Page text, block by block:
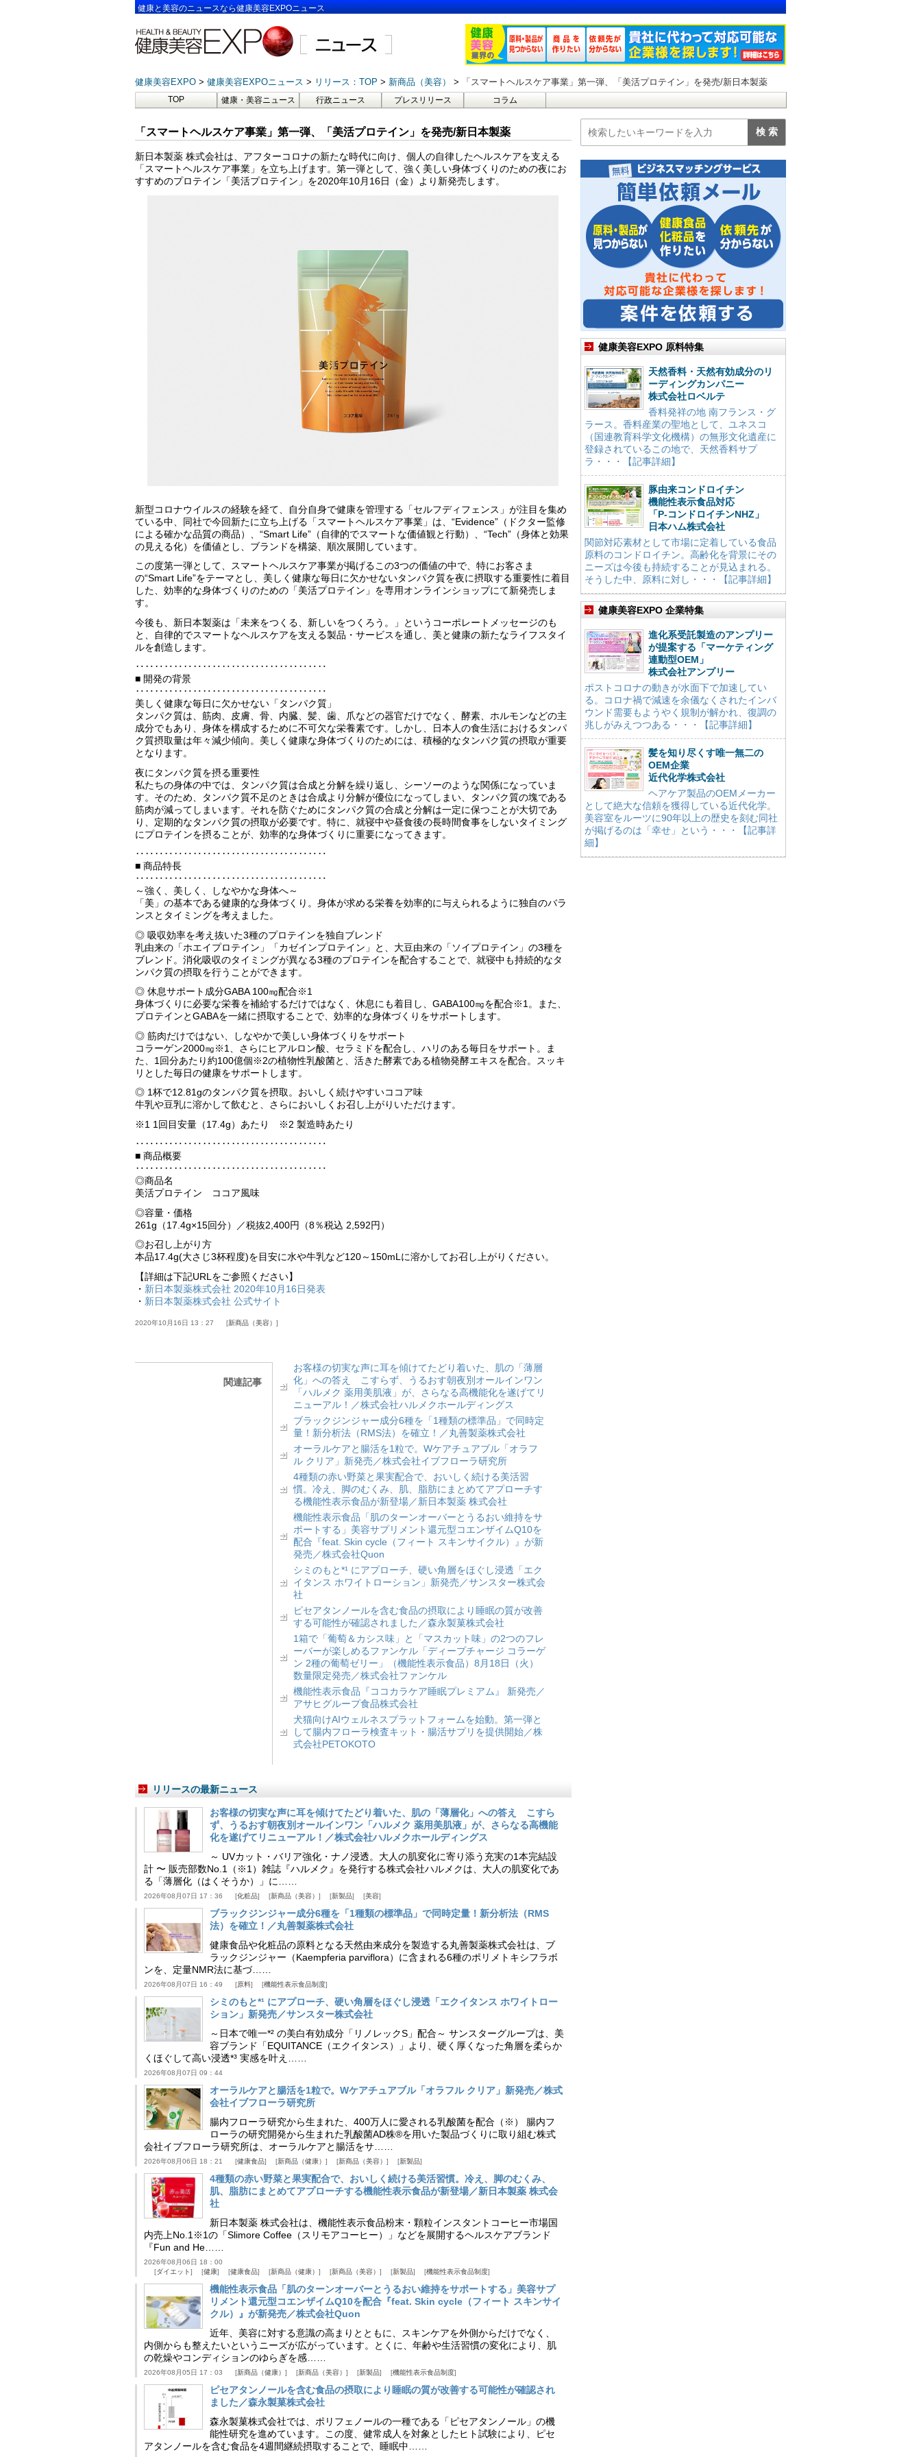
健康と美容のニュースなら健康美容EXPOニュース
健康美容EXPO 健康美容EXPOニュース リリース：TOP 新商品（美容） 「スマートヘルスケア事業」第一弾、「美活プロテイン」を発売/新日本製薬
TOP 健康・美容ニュース 行政ニュース プレスリリース コラム
「スマートヘルスケア事業」第一弾、「美活プロテイン」を発売/新日本製薬
新日本製薬 株式会社は、アフターコロナの新たな時代に向け、個人の自律したヘルスケアを支える
「スマートヘルスケア事業」を立ち上げます。第一弾として、強く美しい身体づくりのための夜にお
すすめのプロテイン「美活プロテイン」を2020年10月16日（金）より新発売します。
新型コロナウイルスの経験を経て、自分自身で健康を管理する「セルフディフェンス」が注目を集め
ている中、同社で今回新たに立ち上げる「スマートヘルスケア事業」は、“Evidence”（ドクター監修
による確かな品質の商品）、“Smart Life”（自律的でスマートな価値観と行動）、“Tech”（身体と効果
の見える化）を価値とし、ブランドを構築、順次展開しています。
この度第一弾として、スマートヘルスケア事業が掲げるこの3つの価値の中で、特にお客さま
の“Smart Life”をテーマとし、美しく健康な毎日に欠かせないタンパク質を夜に摂取する重要性に着目
した、効率的な身体づくりのための「美活プロテイン」を専用オンラインショップにて新発売しま
す。
今後も、新日本製薬は「未来をつくる、新しいをつくろう。」というコーポレートメッセージのも
と、自律的でスマートなヘルスケアを支える製品・サービスを通し、美と健康の新たなライフスタイ
ルを創造します。
‥‥‥‥‥‥‥‥‥‥‥‥‥‥‥‥‥‥‥‥
■ 開発の背景
‥‥‥‥‥‥‥‥‥‥‥‥‥‥‥‥‥‥‥‥
美しく健康な毎日に欠かせない「タンパク質」
タンパク質は、筋肉、皮膚、骨、内臓、髪、歯、爪などの器官だけでなく、酵素、ホルモンなどの主
成分でもあり、身体を構成するために不可欠な栄養素です。しかし、日本人の食生活におけるタンパ
ク質摂取量は年々減少傾向。美しく健康な身体づくりのためには、積極的なタンパク質の摂取が重要
となります。
夜にタンパク質を摂る重要性
私たちの身体の中では、タンパク質は合成と分解を繰り返し、シーソーのような関係になっていま
す。そのため、タンパク質不足のときは合成より分解が優位になってしまい、タンパク質の塊である
筋肉が減ってしまいます。それを防ぐためにタンパク質の合成と分解は一定に保つことが大切であ
り、定期的なタンパク質の摂取が必要です。特に、就寝中や昼食後の長時間食事をしないタイミング
にプロテインを摂ることが、効率的な身体づくりに重要になってきます。
‥‥‥‥‥‥‥‥‥‥‥‥‥‥‥‥‥‥‥‥
■ 商品特長
‥‥‥‥‥‥‥‥‥‥‥‥‥‥‥‥‥‥‥‥
～強く、美しく、しなやかな身体へ～
「美」の基本である健康的な身体づくり。身体が求める栄養を効率的に与えられるように独自のバラ
ンスとタイミングを考えました。
◎ 吸収効率を考え抜いた3種のプロテインを独自ブレンド
乳由来の「ホエイプロテイン」「カゼインプロテイン」と、大豆由来の「ソイプロテイン」の3種を
ブレンド。消化吸収のタイミングが異なる3種のプロテインを配合することで、就寝中も持続的なタ
ンパク質の摂取を行うことができます。
◎ 休息サポート成分GABA 100㎎配合※1
身体づくりに必要な栄養を補給するだけではなく、休息にも着目し、GABA100㎎を配合※1。また、
プロテインとGABAを一緒に摂取することで、効率的な身体づくりをサポートします。
◎ 筋肉だけではない、しなやかで美しい身体づくりをサポート
コラーゲン2000㎎※1、さらにヒアルロン酸、セラミドを配合し、ハリのある毎日をサポート。ま
た、1回分あたり約100億個※2の植物性乳酸菌と、活きた酵素である植物発酵エキスを配合。スッキ
リとした毎日の健康をサポートします。
◎ 1杯で12.81gのタンパク質を摂取。おいしく続けやすいココア味
牛乳や豆乳に溶かして飲むと、さらにおいしくお召し上がりいただけます。
※1 1回目安量（17.4g）あたり ※2 製造時あたり
‥‥‥‥‥‥‥‥‥‥‥‥‥‥‥‥‥‥‥‥
■ 商品概要
‥‥‥‥‥‥‥‥‥‥‥‥‥‥‥‥‥‥‥‥
◎商品名
美活プロテイン ココア風味
◎容量・価格
261g（17.4g×15回分）／税抜2,400円（8％税込 2,592円）
◎お召し上がり方
本品17.4g(大さじ3杯程度)を目安に水や牛乳など120～150mLに溶かしてお召し上がりください。
【詳細は下記URLをご参照ください】
・ 新日本製薬株式会社 2020年10月16日発表
・ 新日本製薬株式会社 公式サイト
2020年10月16日 13：27 新商品（美容）
関連記事
お客様の切実な声に耳を傾けてたどり着いた、肌の「薄層
化」への答え こすらず、うるおす朝夜別オールインワン
「ハルメク 薬用美肌液」が、さらなる高機能化を遂げてリ
ニューアル！／株式会社ハルメクホールディングス
ブラックジンジャー成分6種を「1種類の標準品」で同時定
量！新分析法（RMS法）を確立！／丸善製薬株式会社
オーラルケアと腸活を1粒で。Wケアチュアブル「オラフ
ル クリア」新発売／株式会社イブフローラ研究所
4種類の赤い野菜と果実配合で、おいしく続ける美活習
慣。冷え、脚のむくみ、肌、脂肪にまとめてアプローチす
る機能性表示食品が新登場／新日本製薬 株式会社
機能性表示食品「肌のターンオーバーとうるおい維持をサ
ポートする」美容サプリメント還元型コエンザイムQ10を
配合『feat. Skin cycle（フィート スキンサイクル）』が新
発売／株式会社Quon
シミのもと*¹ にアプローチ、硬い角層をほぐし浸透「エク
イタンス ホワイトローション」新発売／サンスター株式会
社
ピセアタンノールを含む食品の摂取により睡眠の質が改善
する可能性が確認されました／森永製菓株式会社
1箱で「葡萄＆カシス味」と「マスカット味」の2つのフレ
ーバーが楽しめるファンケル「ディープチャージ コラーゲ
ン 2種の葡萄ゼリー」（機能性表示食品）8月18日（火）
数量限定発売／株式会社ファンケル
機能性表示食品『ココカラケア睡眠プレミアム』 新発売／
アサヒグループ食品株式会社
犬猫向けAIウェルネスプラットフォームを始動。第一弾と
して腸内フローラ検査キット・腸活サプリを提供開始／株
式会社PETOKOTO
リリースの最新ニュース
お客様の切実な声に耳を傾けてたどり着いた、肌の「薄層化」への答え こすら
ず、うるおす朝夜別オールインワン「ハルメク 薬用美肌液」が、さらなる高機能
化を遂げてリニューアル！／株式会社ハルメクホールディングス
～ UVカット・バリア強化・ナノ浸透。大人の肌変化に寄り添う充実の1本完結設
計 〜 販売部数No.1（※1）雑誌『ハルメク』を発行する株式会社ハルメクは、大人の肌変化であ
る「薄層化（はくそうか）」に……
2026年08月07日 17：36 化粧品 新商品（美容） 新製品 美容
ブラックジンジャー成分6種を「1種類の標準品」で同時定量！新分析法（RMS
法）を確立！／丸善製薬株式会社
健康食品や化粧品の原料となる天然由来成分を製造する丸善製薬株式会社は、ブ
ラックジンジャー（Kaempferia parviflora）に含まれる6種のポリメトキシフラボ
ンを、定量NMR法に基づ……
2026年08月07日 16：49 原料 機能性表示食品制度
シミのもと*¹ にアプローチ、硬い角層をほぐし浸透「エクイタンス ホワイトロー
ション」新発売／サンスター株式会社
～日本で唯一*² の美白有効成分「リノレックS」配合～ サンスターグループは、美
容ブランド「EQUITANCE（エクイタンス）」より、硬く厚くなった角層を柔らか
くほぐして高い浸透*³ 実感を叶え……
2026年08月07日 09：44
オーラルケアと腸活を1粒で。Wケアチュアブル「オラフル クリア」新発売／株式
会社イブフローラ研究所
腸内フローラ研究から生まれた、400万人に愛される乳酸菌を配合（※） 腸内フ
ローラの研究開発から生まれた乳酸菌AD株®を用いた製品づくりに取り組む株式
会社イブフローラ研究所は、オーラルケアと腸活をサ……
2026年08月06日 18：21 健康食品 新商品（健康） 新商品（美容） 新製品
4種類の赤い野菜と果実配合で、おいしく続ける美活習慣。冷え、脚のむくみ、
肌、脂肪にまとめてアプローチする機能性表示食品が新登場／新日本製薬 株式会
社
新日本製薬 株式会社は、機能性表示食品粉末・顆粒インスタントコーヒー市場国
内売上No.1※1の「Slimore Coffee（スリモアコーヒー）」などを展開するヘルスケアブランド
『Fun and He……
2026年08月06日 18：00
ダイエット
健康 健康食品 新商品（健康） 新商品（美容） 新製品 機能性表示食品制度
機能性表示食品「肌のターンオーバーとうるおい維持をサポートする」美容サプ
リメント還元型コエンザイムQ10を配合『feat. Skin cycle（フィート スキンサイ
クル）』が新発売／株式会社Quon
近年、美容に対する意識の高まりとともに、スキンケアを外側からだけでなく、
内側からも整えたいというニーズが広がっています。とくに、年齢や生活習慣の変化により、肌
の乾燥やコンディションのゆらぎを感……
2026年08月05日 17：03 新商品（健康） 新商品（美容） 新製品 機能性表示食品制度
ピセアタンノールを含む食品の摂取により睡眠の質が改善する可能性が確認され
ました／森永製菓株式会社
森永製菓株式会社では、ポリフェノールの一種である「ピセアタンノール」の機
能性研究を進めています。この度、健常成人を対象としたヒト試験により、ピセ
アタンノールを含む食品を4週間継続摂取することで、睡眠中……
健康美容EXPO 原料特集
天然香料・天然有効成分のリ
ーディングカンパニー
株式会社ロベルテ
香料発祥の地 南フランス・グ
ラース。香料産業の聖地として、ユネスコ
（国連教育科学文化機構）の無形文化遺産に
登録されているこの地で、天然香料サプ
ラ・・・【記事詳細】
豚由来コンドロイチン
機能性表示食品対応
「P-コンドロイチンNHZ」
日本ハム株式会社
関節対応素材として市場に定着している食品
原料のコンドロイチン。高齢化を背景にその
ニーズは今後も持続することが見込まれる。
そうした中、原料に対し・・・【記事詳細】
健康美容EXPO 企業特集
進化系受託製造のアンプリー
が提案する「マーケティング
連動型OEM」
株式会社アンプリー
ポストコロナの動きが水面下で加速してい
る。コロナ禍で減速を余儀なくされたインバ
ウンド需要もようやく規制が解かれ、復調の
兆しがみえつつある・・・【記事詳細】
髪を知り尽くす唯一無二の
OEM企業
近代化学株式会社
ヘアケア製品のOEMメーカー
として絶大な信頼を獲得している近代化学。
美容室をルーツに90年以上の歴史を刻む同社
が掲げるのは「幸せ」という・・・【記事詳
細】